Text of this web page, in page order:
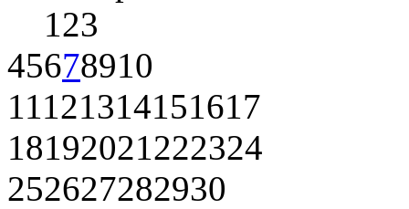
123
45678910
11121314151617
18192021222324
252627282930